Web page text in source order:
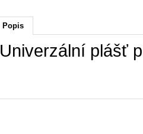
Popis
Univerzální plášť